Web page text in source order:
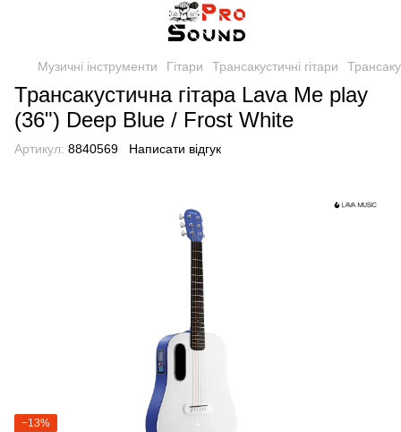
Музичні інструменти Гітари Трансакустичні гітари
Трансакустична гітара Lava Me play
(36") Deep Blue / Frost White
Артикул: 8840569 Написати відгук
−13%